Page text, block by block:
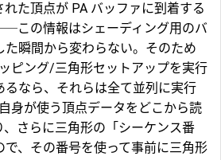
た頂点が PA バッファに到着する
この情報はシェーディング用のバ
た瞬間から変わらない。そのため
ピング/三角形セットアップを実行
るなら、それらは全て並列に実行
身が使う頂点データをどこから読
、さらに三角形の「シーケンス番
、その番号を使って事前に三角形